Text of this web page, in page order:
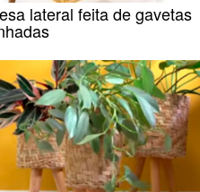
lateral feita de gavetas